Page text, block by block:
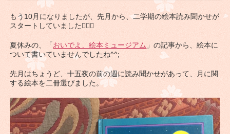
もう10月になりましたが、先月から、二学期の絵本読み聞かせが
スタートしていました🏃🏾‍♀️
夏休みの、「おいでよ、絵本ミュージアム 」の記事から、絵本に
ついて書いていませんでしたね^^;
先月はちょうど、十五夜の前の週に読み聞かせがあって、月に関
する絵本を二冊選びました。